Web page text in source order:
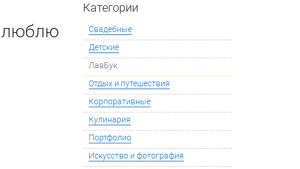
люблю
Категории
Свадебные
Детские
ЛавБук
Отдых и путешествия
Корпоративные
Кулинария
Портфолио
Искусство и фотография